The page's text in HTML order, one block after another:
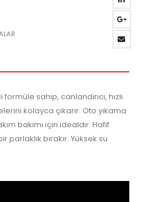
sahip, canlandırıcı, hızlı
kolayca çıkarır. Oto yıkama
bakımı için idealdir. Hafif
bırakır. Yüksek su